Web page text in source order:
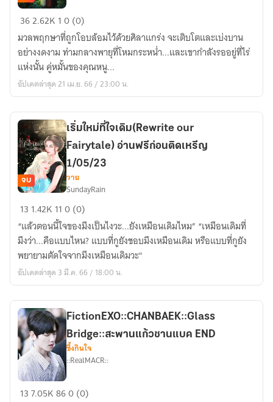
ศิลา
พฤกษ์
(Oh
My
Master)
E-
Book
ติด
เหรียญ
31/1/66
362.62K 10 (0)
มวลพฤกษาที่ถูกโอบล้อมไว้ด้วยศิลาแกร่ง จะเติบโตและเบ่งบาน
อย่างงดงาม ท่ามกลางพายุที่โหมกระหน่ำ...และเขากำลังรออยู่ที่ไร่
แห่งนั้น คู่หมั้นของคุณหนู...
อัปเดตล่าสุด 21 เม.ย. 66 / 23:00 น.
ใหม่
ที่
ใจ
เดิม(Rewrite
our
Fairytale)
อ่าน
ฟรี
ก่อน
ติด
เห
รีญ
1/05/23
จบ
เริ่มใหม่ที่ใจเดิม(Rewrite our
Fairytale) อ่านฟรีก่อนติดเหรีญ
1/05/23
วาย
SundayRain
13 1.42K 110 (0)
“แล้วตอนนี้ใจของมึงเป็นไงวะ...ยังเหมือนเดิมไหม” “เหมือนเดิมที่
มึงว่า...คือแบบไหน? แบบที่กูยังชอบมึงเหมือนเดิม หรือแบบที่กูยัง
พยายามตัดใจจากมึงเหมือนเดิมวะ"
อัปเดตล่าสุด 3 มี.ค. 66 / 18:00 น.
FictionEXO::CHANBAEK::Glass
FictionEXO::CHANBAEK::Glass
Bridge::สะพานแก้วชานแบค END
ซึ้งกินใจ
::RealMACR::
137.05K860 (0)